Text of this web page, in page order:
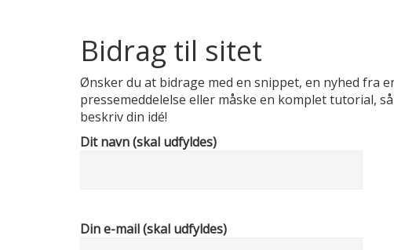
Bidrag til sitet
Ønsker du at bidrage med en snippet, en nyhed fra
pressemeddelelse eller måske en komplet tutorial,
beskriv din idé!
Dit navn (skal udfyldes)
Din e-mail (skal udfyldes)